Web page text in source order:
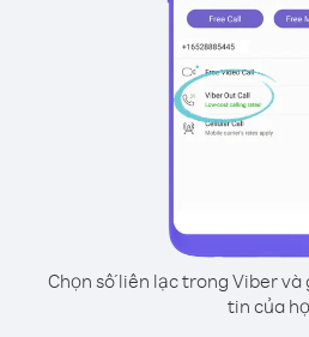
Chọn số liên lạc trong Viber
tin của họ